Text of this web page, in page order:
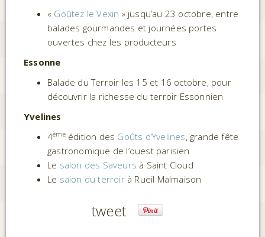
« Goûtez le Vexin » jusqu’au 23 octobre, entre
balades gourmandes et journées portes
ouvertes chez les producteurs
Essonne
Balade du Terroir les 15 et 16 octobre, pour
découvrir la richesse du terroir Essonnien
Yvelines
4èmeédition des Goûts d’Yvelines, grande fête
gastronomique de l’ouest parisien
Le salon des Saveurs à Saint Cloud
Le salon du terroirà Rueil Malmaison
tweet